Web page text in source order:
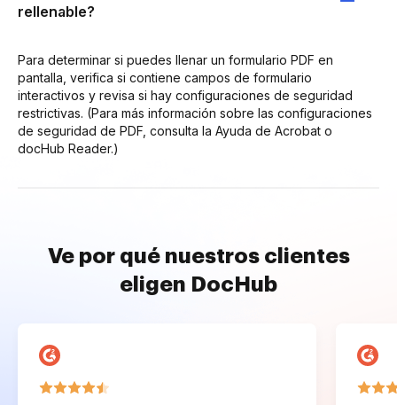
rellenable?
Para determinar si puedes llenar un formulario PDF en
pantalla, verifica si contiene campos de formulario
interactivos y revisa si hay configuraciones de seguridad
restrictivas. (Para más información sobre las configuraciones
de seguridad de PDF, consulta la Ayuda de Acrobat o
docHub Reader.)
Ve por qué nuestros clientes
eligen DocHub